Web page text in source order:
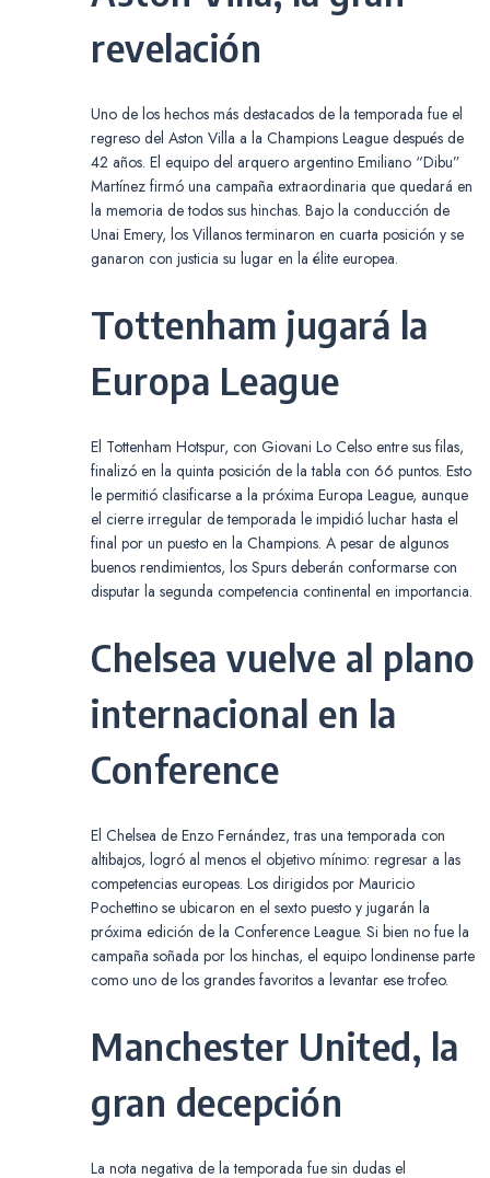
revelación
Uno de los hechos más destacados de la temporada fue el
regreso del Aston Villa a la Champions League después de
42 años. El equipo del arquero argentino Emiliano “Dibu”
Martínez firmó una campaña extraordinaria que quedará en
la memoria de todos sus hinchas. Bajo la conducción de
Unai Emery, los Villanos terminaron en cuarta posición y se
ganaron con justicia su lugar en la élite europea.
Tottenham jugará la
Europa League
El Tottenham Hotspur, con Giovani Lo Celso entre sus filas,
finalizó en la quinta posición de la tabla con 66 puntos. Esto
le permitió clasificarse a la próxima Europa League, aunque
el cierre irregular de temporada le impidió luchar hasta el
final por un puesto en la Champions. A pesar de algunos
buenos rendimientos, los Spurs deberán conformarse con
disputar la segunda competencia continental en importancia.
Chelsea vuelve al plano
internacional en la
Conference
El Chelsea de Enzo Fernández, tras una temporada con
altibajos, logró al menos el objetivo mínimo: regresar a las
competencias europeas. Los dirigidos por Mauricio
Pochettino se ubicaron en el sexto puesto y jugarán la
próxima edición de la Conference League. Si bien no fue la
campaña soñada por los hinchas, el equipo londinense parte
como uno de los grandes favoritos a levantar ese trofeo.
Manchester United, la
gran decepción
La nota negativa de la temporada fue sin dudas el